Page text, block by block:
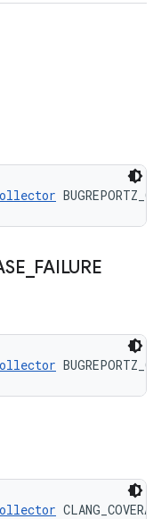
FAILURE